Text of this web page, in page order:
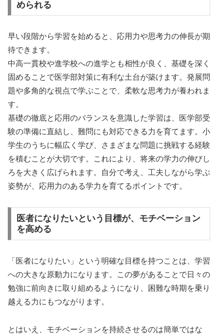
められる
早い段階から学習を始めると、応用力や思考力の伸長が期
待できます。
中高一貫校や進学校への進学とも相性が良く、基礎を深く
固めることで医学部対策に有利な土台が築けます。発展問
題や多角的な視点で学ぶことで、柔軟な思考力が養われま
す。
基礎の徹底と応用のバランスを意識した学習は、医学部受
験の準備に直結し、難問にも対応できる力を育てます。小
学生のうちに幅広く学び、さまざまな問題に挑戦する経験
を積むことが大切です。これにより、将来の学力の伸びし
ろを大きく広げられます。自分で考え、工夫しながら学ぶ
姿勢が、応用力のある学力を育てるポイントです。
医者になりたいという目標が、モチベーション
を高める
「医者になりたい」という明確な目標を持つことは、学習
への大きな原動力になります。この夢があることで日々の
勉強に前向きに取り組めるようになり、困難な時期を乗り
越える力にもつながります。
とはいえ、モチベーションを持続させるのは簡単ではな